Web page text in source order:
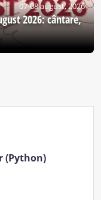
07-08 august, 2026
2026: cântare,
(Python)